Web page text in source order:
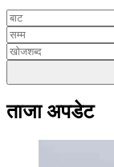
ताजा अपडेट